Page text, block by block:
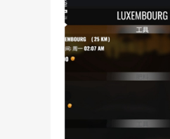
1、真实仿照欧洲
2、拥有着多达千
3、每辆卡车的显
4、你雇用其他司
5、逼真的模式，